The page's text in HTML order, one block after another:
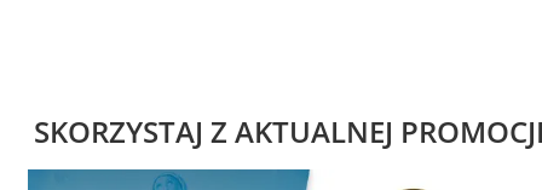
SKORZYSTAJ Z AKTUALNEJ